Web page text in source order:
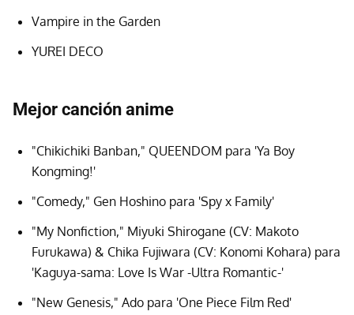
Vampire in the Garden
YUREI DECO
Mejor canción anime
"Chikichiki Banban," QUEENDOM para 'Ya Boy
Kongming!'
"Comedy," Gen Hoshino para 'Spy x Family'
"My Nonfiction," Miyuki Shirogane (CV: Makoto
Furukawa) & Chika Fujiwara (CV: Konomi Kohara) para
'Kaguya-sama: Love Is War -Ultra Romantic-'
"New Genesis," Ado para 'One Piece Film Red'